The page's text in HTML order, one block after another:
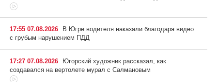
17:55 07.08.2026
В Югре водителя наказали благодаря видео
с грубым нарушением ПДД
17:27 07.08.2026
Югорский художник рассказал, как
создавался на вертолете мурал с Салмановым